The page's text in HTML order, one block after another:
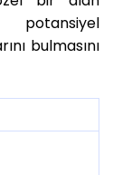
potansiyel
bulmasını